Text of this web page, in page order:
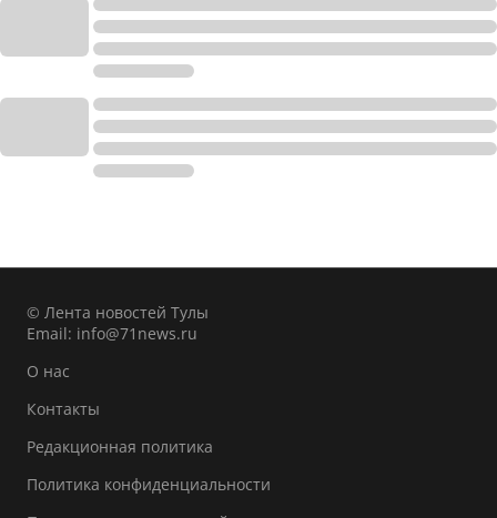
© Лента новостей Тулы
Email: info@71news.ru
О нас
Контакты
Редакционная политика
Политика конфиденциальности